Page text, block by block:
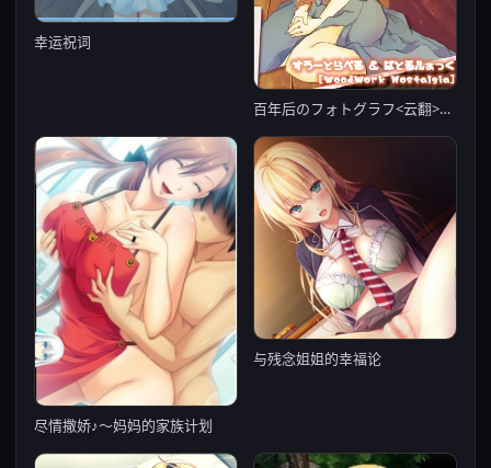
幸运祝词
百年后のフォトグラフ<云翻>【20221230】
尽情撒娇♪～妈妈的家族计划
与残念姐姐的幸福论